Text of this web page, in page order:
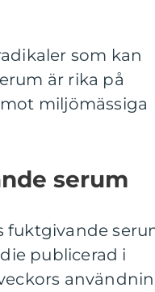
som kan
är rika på
miljömässiga
serum
fuktgivande
publicerad i